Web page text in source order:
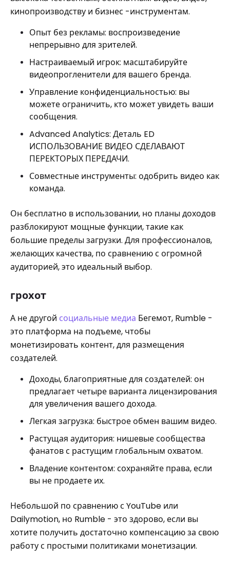
кинопроизводству и бизнес -инструментам.
Опыт без рекламы: воспроизведение
непрерывно для зрителей.
Настраиваемый игрок: масштабируйте
видеопрогленители для вашего бренда.
Управление конфиденциальностью: вы
можете ограничить, кто может увидеть ваши
сообщения.
Advanced Analytics: Деталь ED
ИСПОЛЬЗОВАНИЕ ВИДЕО СДЕЛАВАЮТ
ПЕРЕКТОРЫХ ПЕРЕДАЧИ.
Совместные инструменты: одобрить видео как
команда.
Он бесплатно в использовании, но планы доходов
разблокируют мощные функции, такие как
большие пределы загрузки. Для профессионалов,
желающих качества, по сравнению с огромной
аудиторией, это идеальный выбор.
грохот
А не другой социальные медиа Бегемот, Rumble -
это платформа на подъеме, чтобы
монетизировать контент, для размещения
создателей.
Доходы, благоприятные для создателей: он
предлагает четыре варианта лицензирования
для увеличения вашего дохода.
Легкая загрузка: быстрое обмен вашим видео.
Растущая аудитория: нишевые сообщества
фанатов с растущим глобальным охватом.
Владение контентом: сохраняйте права, если
вы не продаете их.
Небольшой по сравнению с YouTube или
Dailymotion, но Rumble - это здорово, если вы
хотите получить достаточно компенсацию за свою
работу с простыми политиками монетизации.